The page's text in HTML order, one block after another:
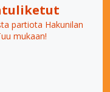
partiota Hakunilan
mukaan!